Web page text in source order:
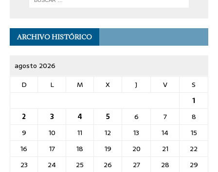
ARCHIVO HISTÓRICO
agosto 2026
D
L M X J V
S
1
2
3 4 5 6 7
8
9
10 11 12 13 14
15
16
17 18 19 20 21
22
23
24 25 26 27 28
29